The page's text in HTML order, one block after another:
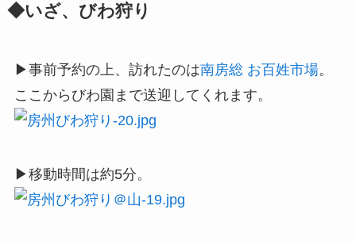
◆いざ、びわ狩り
▶事前予約の上、訪れたのは南房総 お百姓市場。
ここからびわ園まで送迎してくれます。
▶移動時間は約5分。